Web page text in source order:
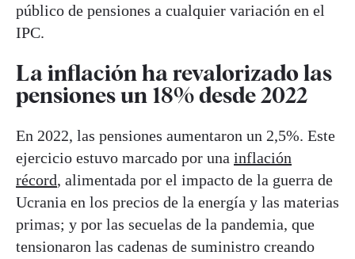
público de pensiones a cualquier variación en el
IPC.
La inflación ha revalorizado las
pensiones un 18% desde 2022
En 2022, las pensiones aumentaron un 2,5%. Este
ejercicio estuvo marcado por una inflación
récord, alimentada por el impacto de la guerra de
Ucrania en los precios de la energía y las materias
primas; y por las secuelas de la pandemia, que
tensionaron las cadenas de suministro creando